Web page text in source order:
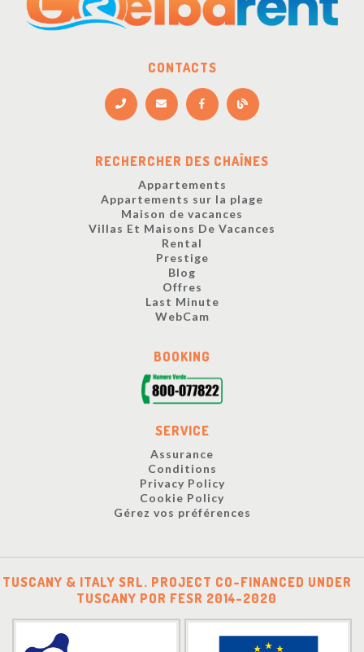
CONTACTS
RECHERCHER DES CHAÎNES
Appartements
Appartements sur la plage
Maison de vacances
Villas Et Maisons De Vacances
Rental
Prestige
Blog
Offres
Last Minute
WebCam
BOOKING
SERVICE
Assurance
Conditions
Privacy Policy
Cookie Policy
Gérez vos préférences
TUSCANY & ITALY SRL. PROJECT CO-FINANCED UNDER
TUSCANY POR FESR 2014-2020